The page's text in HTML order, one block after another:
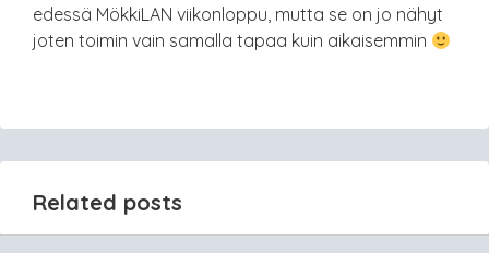
edessä MökkiLAN viikonloppu, mutta se on jo nähyt
joten toimin vain samalla tapaa kuin aikaisemmin
Related posts